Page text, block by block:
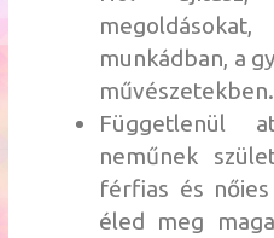
munkádban, a
Függetlenül
neműnek
férfias és
éled meg